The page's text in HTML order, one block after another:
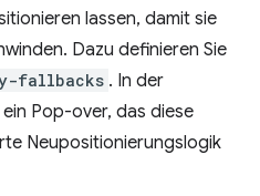
lassen, damit sie
Dazu definieren Sie
fallbacks . In der
Pop-over, das diese
Neupositionierungslogik